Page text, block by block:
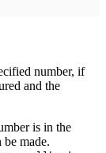
number, if
and the
is in the
be made.